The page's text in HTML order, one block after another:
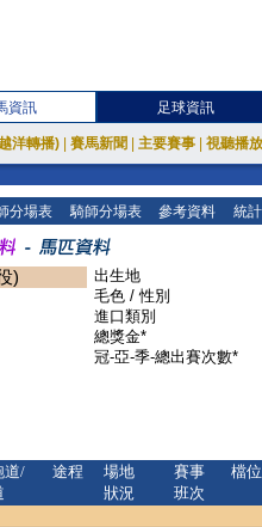
資訊 足球資訊
洋轉播) 賽馬新聞 主要賽事 視聽播
分場表 騎師分場表 參考資料 統
)
出生地
毛色 / 性別
進口類別
總獎金*
冠-亞-季-總出賽次數*
道/
途程
場地
狀況
賽事
班次
檔位